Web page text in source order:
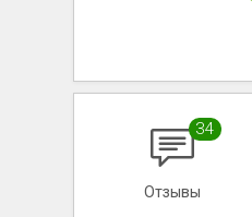
34
Отзывы